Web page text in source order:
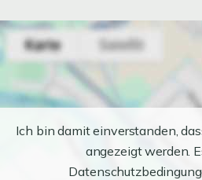
Ich bin damit einverstanden,
angezeigt werden.